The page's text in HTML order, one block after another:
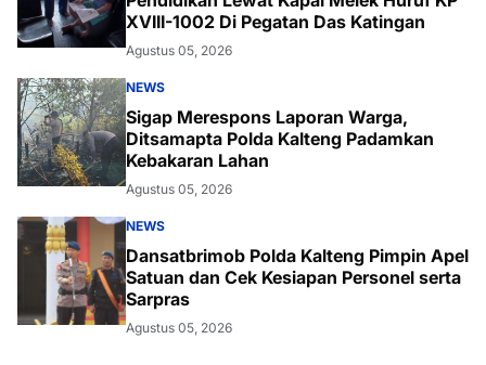
XVIII-1002 Di Pegatan Das Katingan
Agustus 05, 2026
NEWS
Sigap Merespons Laporan Warga,
Ditsamapta Polda Kalteng Padamkan
Kebakaran Lahan
Agustus 05, 2026
NEWS
Dansatbrimob Polda Kalteng Pimpin Apel
Satuan dan Cek Kesiapan Personel serta
Sarpras
Agustus 05, 2026